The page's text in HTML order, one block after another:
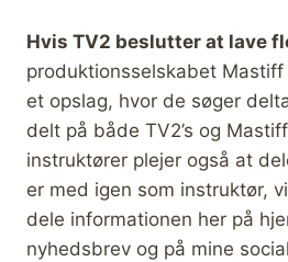
Hvis TV2 beslutter at lave
produktionsselskabet
et opslag, hvor de søger
delt på både TV2’s og
instruktører plejer også at
er med igen som instruktør,
dele informationen her på
nyhedsbrev og på mine